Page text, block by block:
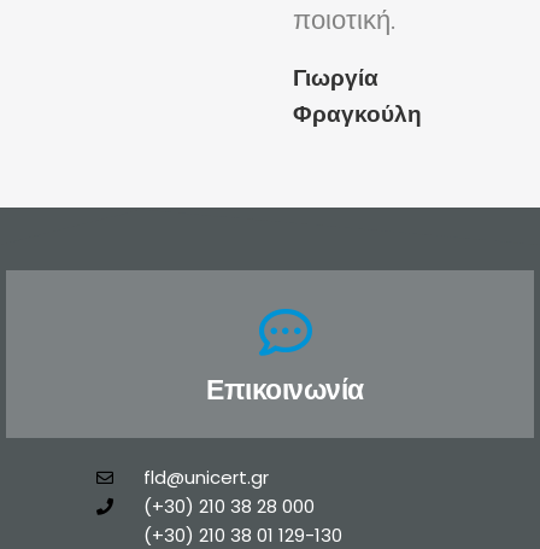
ποιοτική.
Γιωργία
Φραγκούλη
Επικοινωνία
fld@unicert.gr
(+30) 210 38 28 000
(+30) 210 38 01 129-130